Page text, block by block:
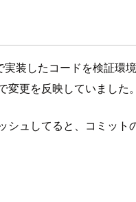
装したコードを検証環
更を反映していました。
シュしてると、コミット